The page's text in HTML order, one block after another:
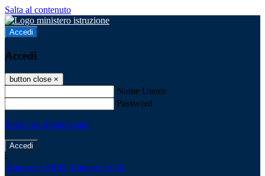
Salta al contenuto
Accedi
Accedi
button close ×
Nome Utente
Password
Password dimenticata?
-
Entra con SPID Entra con CIE